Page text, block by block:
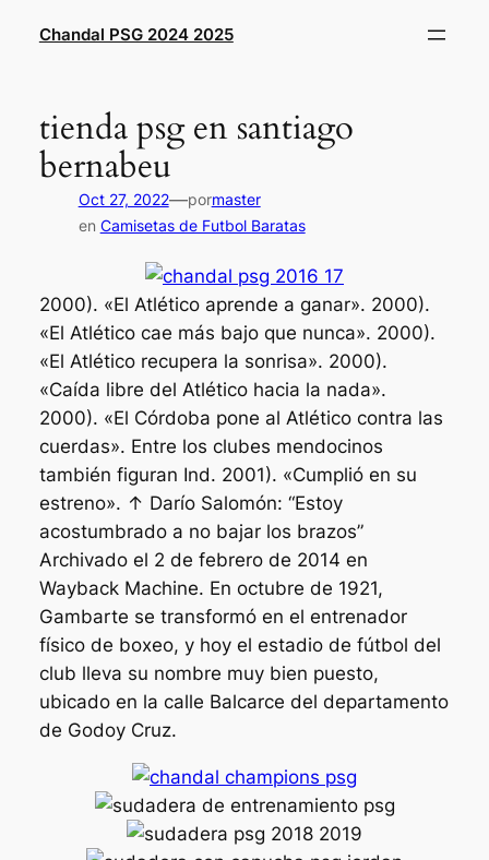
Chandal PSG 2024 2025
tienda psg en santiago
bernabeu
Oct 27, 2022—pormaster
en Camisetas de Futbol Baratas
2000). «El Atlético aprende a ganar». 2000).
«El Atlético cae más bajo que nunca». 2000).
«El Atlético recupera la sonrisa». 2000).
«Caída libre del Atlético hacia la nada».
2000). «El Córdoba pone al Atlético contra las
cuerdas». Entre los clubes mendocinos
también figuran Ind. 2001). «Cumplió en su
estreno». ↑ Darío Salomón: “Estoy
acostumbrado a no bajar los brazos”
Archivado el 2 de febrero de 2014 en
Wayback Machine. En octubre de 1921,
Gambarte se transformó en el entrenador
físico de boxeo, y hoy el estadio de fútbol del
club lleva su nombre muy bien puesto,
ubicado en la calle Balcarce del departamento
de Godoy Cruz.